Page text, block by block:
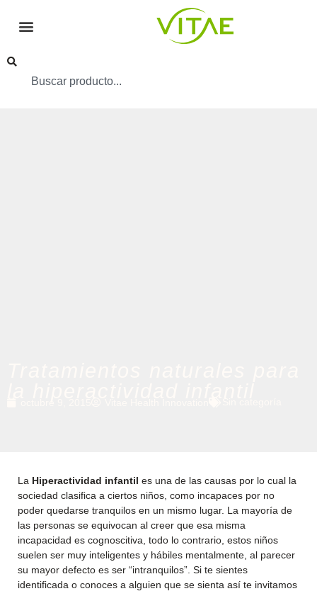
La Hiperactividad infantil es una de las causas por lo cual la
sociedad clasifica a ciertos niños, como incapaces por no
poder quedarse tranquilos en un mismo lugar. La mayoría de
las personas se equivocan al creer que esa misma
incapacidad es cognoscitiva, todo lo contrario, estos niños
suelen ser muy inteligentes y hábiles mentalmente, al parecer
su mayor defecto es ser “intranquilos”. Si te sientes
identificada o conoces a alguien que se sienta así te invitamos